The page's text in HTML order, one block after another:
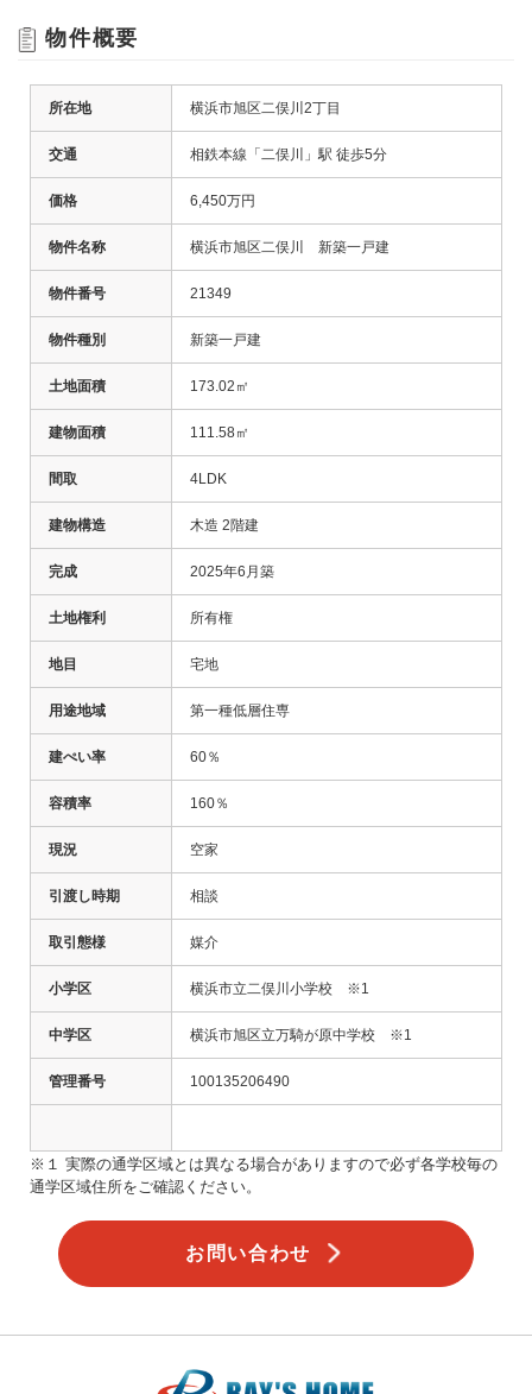
物件概要
所在地 横浜市旭区二俣川2丁目
交通 相鉄本線「二俣川」駅 徒歩5分
価格 6,450万円
物件名称 横浜市旭区二俣川 新築一戸建
物件番号 21349
物件種別 新築一戸建
土地面積 173.02㎡
建物面積 111.58㎡
間取 4LDK
建物構造 木造 2階建
完成 2025年6月築
土地権利 所有権
地目 宅地
用途地域 第一種低層住専
建ぺい率 60％
容積率 160％
現況 空家
引渡し時期 相談
取引態様 媒介
小学区 横浜市立二俣川小学校 ※1
中学区 横浜市旭区立万騎が原中学校 ※1
管理番号 100135206490
※１ 実際の通学区域とは異なる場合がありますので必ず各学校毎の
通学区域住所をご確認ください。
お問い合わせ